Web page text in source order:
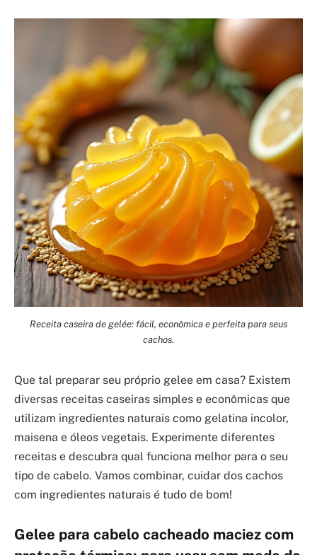
Receita caseira de gelée: fácil, econômica e perfeita para seus
cachos.
Que tal preparar seu próprio gelee em casa? Existem
diversas receitas caseiras simples e econômicas que
utilizam ingredientes naturais como gelatina incolor,
maisena e óleos vegetais. Experimente diferentes
receitas e descubra qual funciona melhor para o seu
tipo de cabelo. Vamos combinar, cuidar dos cachos
com ingredientes naturais é tudo de bom!
Gelee para cabelo cacheado maciez com